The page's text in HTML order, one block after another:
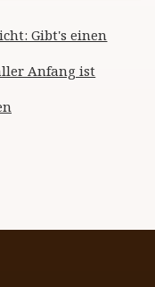
Gibt's einen
Anfang ist